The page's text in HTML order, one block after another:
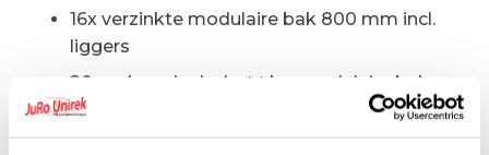
16x verzinkte modulaire bak 800 mm incl.
liggers
20x vakverdeelschot t.b.v. modulaire bak
4x kunststof afdekdop